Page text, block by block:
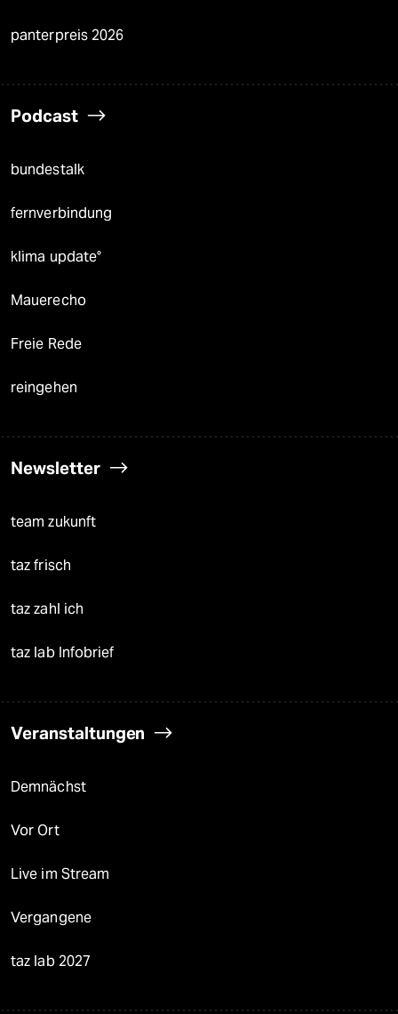
panterpreis 2026
Podcast
bundestalk
fernverbindung
klima update°
Mauerecho
Freie Rede
reingehen
Newsletter
team zukunft
taz frisch
taz zahl ich
taz lab Infobrief
Veranstaltungen
Demnächst
Vor Ort
Live im Stream
Vergangene
taz lab 2027